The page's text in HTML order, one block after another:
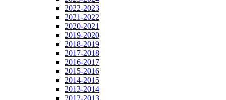
2022-2023
2021-2022
2020-2021
2019-2020
2018-2019
2017-2018
2016-2017
2015-2016
2014-2015
2013-2014